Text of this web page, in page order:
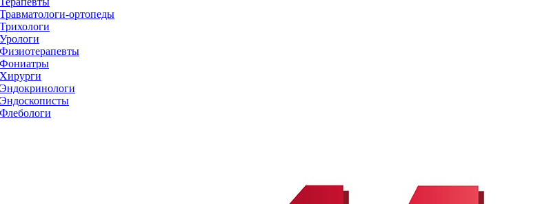
Травматологи-ортопеды
Трихологи
Урологи
Физиотерапевты
Фониатры
Хирурги
Эндокринологи
Эндоскописты
Флебологи